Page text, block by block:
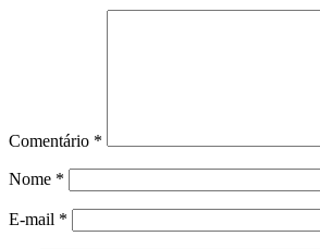
Comentário *
Nome *
E-mail *